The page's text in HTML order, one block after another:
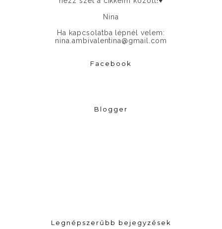
Nina
Ha kapcsolatba lépnél velem:
nina.ambivalentina@gmail.com
Facebook
Blogger
Legnépszerűbb bejegyzések